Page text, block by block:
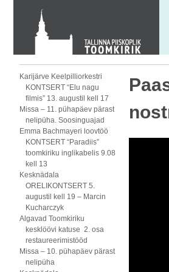
KONTAKT
Toom-Kooli 6, 10130 TALLINN
tallinna.toom@eelk.ee
Karijärve Keelpilliorkestri
KONTSERT “Elu nagu
filmis” 13. augustil kell 17
Missa – 11. pühapäev pärast
nelipüha. Soosinguajad
Emma Bachmayeri loovtöö
KONTSERT “Paradiis”
toomkiriku inglikabelis 9.08
kell 13
Kesknädala
ORELIKONTSERT 5.
augustil kell 19 – Marcin
Kucharczyk
Algavad Toomkiriku
kesklöövi katuse 2. osa
restaureerimistööd
Missa – 10. pühapäev pärast
nelipüha